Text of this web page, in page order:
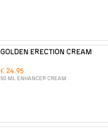
GOLDEN ERECTION CREAM
€ 24.95
50 ML ENHANCER CREAM